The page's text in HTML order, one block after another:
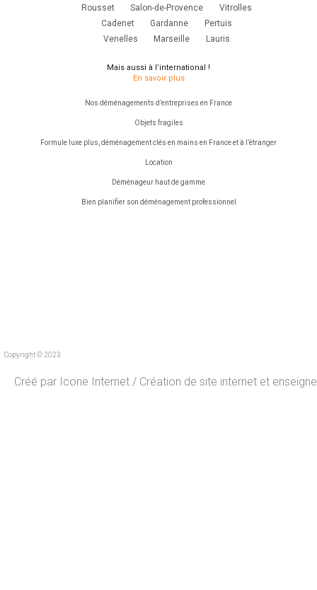
Rousset
Salon-de-Provence
Vitrolles
Cadenet
Gardanne
Pertuis
Venelles
Marseille Lauris
Mais aussi à l’international !
En savoir plus
Nos déménagements d’entreprises en France
Objets fragiles
Formule luxe plus, déménagement clés en mains en France et à l’étranger
Location
Déménageur haut de gamme
Bien planifier son déménagement professionnel
Copyright © 2023
Créé par Icone Internet / Création de site internet et enseigne